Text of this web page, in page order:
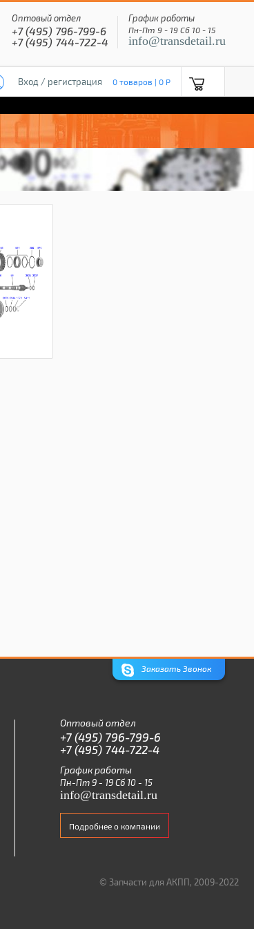
Оптовый отдел
+7 (495) 796-799-6
+7 (495) 744-722-4
График работы
Пн-Пт 9 - 19 Сб 10 - 15
info@transdetail.ru
Вход / регистрация 0 товаров | 0 P
Заказать Звонок
Оптовый отдел
+7 (495) 796-799-6
+7 (495) 744-722-4
График работы
Пн-Пт 9 - 19 Сб 10 - 15
info@transdetail.ru
Подробнее о компании
© Запчасти для АКПП, 2009-2022